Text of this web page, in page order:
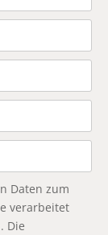
Daten zum
verarbeitet
Die